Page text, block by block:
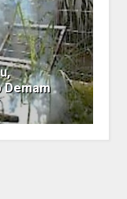
Demam